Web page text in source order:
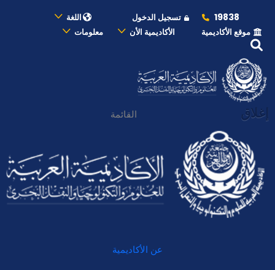
19838 تسجيل الدخول
اللغة
موقع الأكاديمية
الأكاديمية الأن معلومات
إغلاق القائمة
عن الأكاديمية